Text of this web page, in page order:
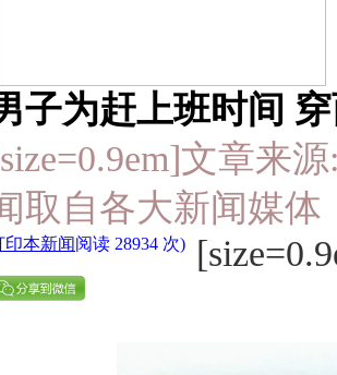
子为赶上班时间
文章来
取自各大新闻媒
印本新闻阅读 28934 次)